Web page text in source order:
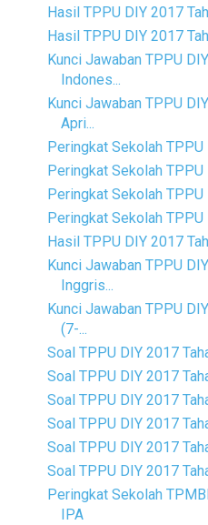
Hasil TPPU DIY 2017
Hasil TPPU DIY 2017
Kunci Jawaban TPPU
Indones...
Kunci Jawaban TPPU
Apri...
Peringkat Sekolah TPPU
Peringkat Sekolah TPPU
Peringkat Sekolah TPPU
Peringkat Sekolah TPPU
Hasil TPPU DIY 2017
Kunci Jawaban TPPU
Inggris...
Kunci Jawaban TPPU
(7-...
Soal TPPU DIY 2017
Soal TPPU DIY 2017
Soal TPPU DIY 2017
Soal TPPU DIY 2017
Soal TPPU DIY 2017
Soal TPPU DIY 2017
Peringkat Sekolah
IPA